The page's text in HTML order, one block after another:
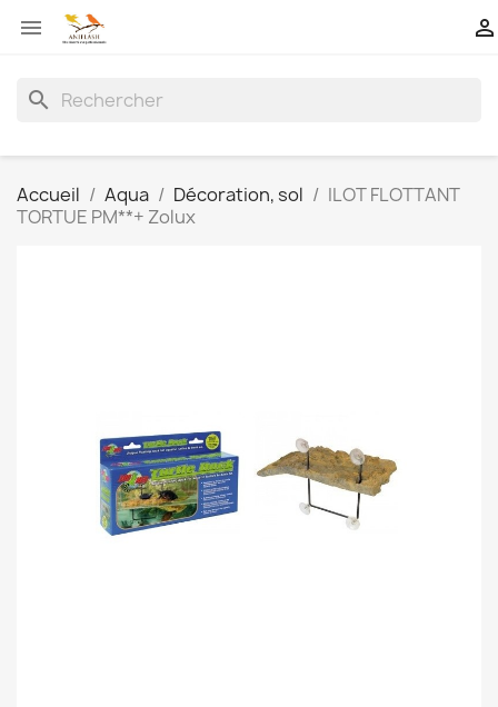
 
search
Accueil Aqua Décoration, sol
ILOT FLOTTANT
TORTUE PM**+ Zolux